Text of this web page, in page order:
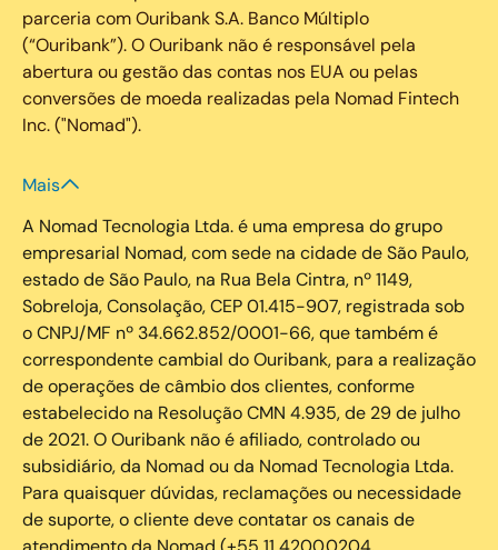
parceria com Ouribank S.A. Banco Múltiplo
(“Ouribank”). O Ouribank não é responsável pela
abertura ou gestão das contas nos EUA ou pelas
conversões de moeda realizadas pela Nomad Fintech
Inc. ("Nomad").
Mais
A Nomad Tecnologia Ltda. é uma empresa do grupo
empresarial Nomad, com sede na cidade de São Paulo,
estado de São Paulo, na Rua Bela Cintra, nº 1149,
Sobreloja, Consolação, CEP 01.415-907, registrada sob
o CNPJ/MF nº 34.662.852/0001-66, que também é
correspondente cambial do Ouribank, para a realização
de operações de câmbio dos clientes, conforme
estabelecido na Resolução CMN 4.935, de 29 de julho
de 2021. O Ouribank não é afiliado, controlado ou
subsidiário, da Nomad ou da Nomad Tecnologia Ltda.
Para quaisquer dúvidas, reclamações ou necessidade
de suporte, o cliente deve contatar os canais de